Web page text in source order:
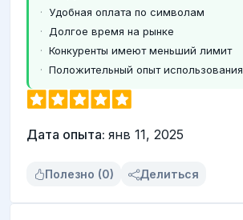
Удобная оплата по символам
Долгое время на рынке
Конкуренты имеют меньший лимит
Положительный опыт использования
Дата опыта: янв 11, 2025
Полезно (0) Делиться